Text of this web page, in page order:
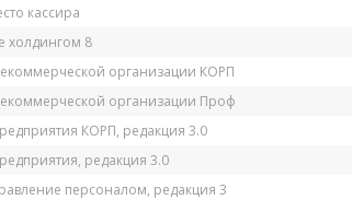
кассира
холдингом 8
организации КОРП
организации Проф
КОРП, редакция 3.0
редакция 3.0
персоналом, редакция 3